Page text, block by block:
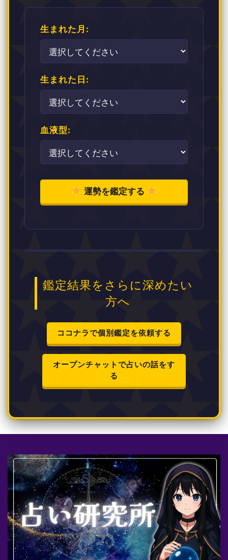
生まれた月:
生まれた日:
血液型:
運勢を鑑定する
鑑定結果をさらに深めたい
方へ
ココナラで個別鑑定を依頼する
オープンチャットで占いの話をす
る